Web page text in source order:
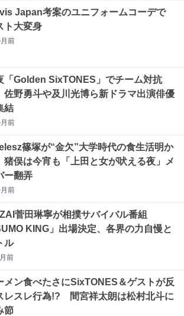
Japan考案のユニフォームコーデで
ト大変身
前
「Golden SixTONES」でチーム対抗
佐野勇斗や及川光博ら新ドラマ出演俳優
結
前
篠塚が“金欠”大学時代の食生活明か
猪俣は今宵も「上田と女が吠える夜」メ
ー翻弄
前
菅田琳寧が相撲サバイバル番組
KING」出場決定、各界の力自慢と
ル
前
メン食べたさにSixTONES＆ゲストが反
レスレ行為!? 間宮祥太朗は松村北斗に
節